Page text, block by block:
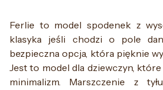
Ferlie to model spodenek z
klasyka jeśli chodzi o pole
bezpieczna opcja, która pięknie
Jest to model dla dziewczyn,
minimalizm. Marszczenie z